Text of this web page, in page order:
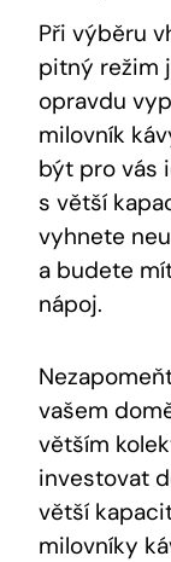
Při výběru
pitný režim
opravdu
milovník
být pro vás
s ​větší
vyhnete
a budete
nápoj.
vašem
větším
⁤investovat
větší
milovníky